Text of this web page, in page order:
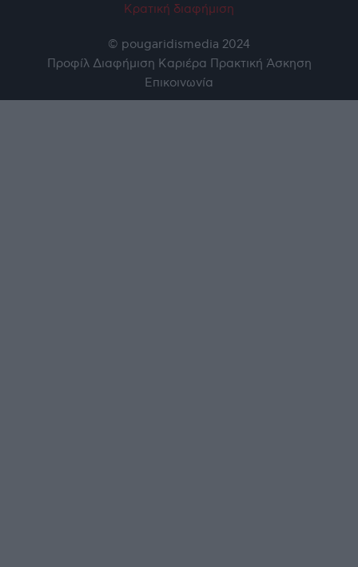
Κρατική διαφήμιση
© pougaridismedia 2024
Προφίλ Διαφήμιση Καριέρα Πρακτική Άσκηση
Επικοινωνία